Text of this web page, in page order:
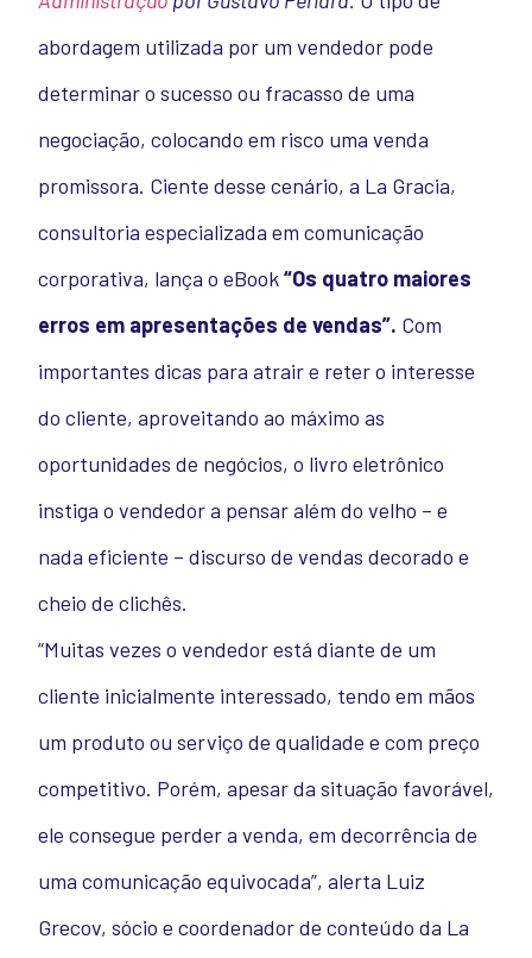
abordagem utilizada por um vendedor pode
determinar o sucesso ou fracasso de uma
negociação, colocando em risco uma venda
promissora. Ciente desse cenário, a La Gracia,
consultoria especializada em comunicação
corporativa, lança o eBook“Os quatro maiores
erros em apresentações de vendas”. Com
importantes dicas para atrair e reter o interesse
do cliente, aproveitando ao máximo as
oportunidades de negócios, o livro eletrônico
instiga o vendedor a pensar além do velho – e
nada eficiente – discurso de vendas decorado e
cheio de clichês.
“Muitas vezes o vendedor está diante de um
cliente inicialmente interessado, tendo em mãos
um produto ou serviço de qualidade e com preço
competitivo. Porém, apesar da situação favorável,
ele consegue perder a venda, em decorrência de
uma comunicação equivocada”, alerta Luiz
Grecov, sócio e coordenador de conteúdo da La